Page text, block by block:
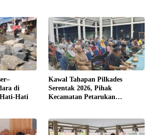
di
Hati
Kawal Tahapan Pilkades
Serentak 2026, Pihak
Kecamatan Petarukan